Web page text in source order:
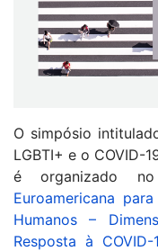
O simpósio
LGBTI+ e o COVID-
é organizado
Euroamericana
Humanos –
Resposta à COVID-